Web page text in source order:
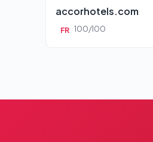
accorhotels.com
FR 100/100